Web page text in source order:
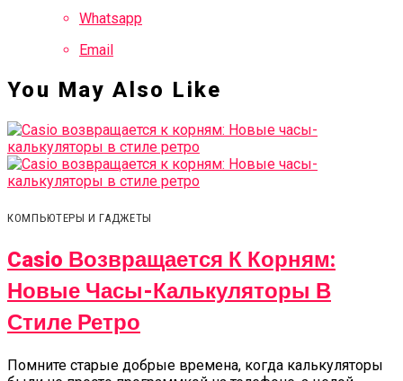
Whatsapp
Email
You May Also Like
КОМПЬЮТЕРЫ И ГАДЖЕТЫ
Casio Возвращается К Корням:
Новые Часы-Калькуляторы В
Стиле Ретро
Помните старые добрые времена, когда калькуляторы